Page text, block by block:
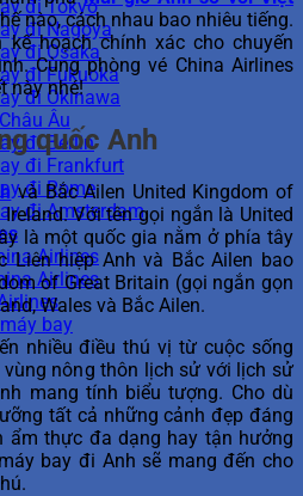
đi Tokyo
đi Nagoya
đi Osaka
đi Fukuoka
đi Okinawa
Âu
đi Berlin
đi Frankfurt
đi Rome
đi Amsterdam
Airlines
Airlines
bay
nào, cách nhau bao nhiêu tiếng.
kế hoạch chính xác cho chuyến
Cùng phòng vé China Airlines
này nhé!
quốc Anh
và Bắc Ailen United Kingdom of
Với tên gọi ngắn là United
là một quốc gia nằm ở phía tây
Liên hiệp Anh và Bắc Ailen bao
of Great Britain (gọi ngắn gọn
Wales và Bắc Ailen.
nhiều điều thú vị từ cuộc sống
nông thôn lịch sử với lịch sử
mang tính biểu tượng. Cho dù
tất cả những cảnh đẹp đáng
ẩm thực đa dạng hay tận hưởng
bay đi Anh sẽ mang đến cho